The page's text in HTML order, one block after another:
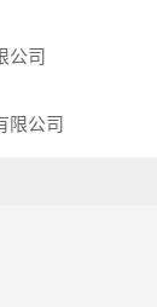
公司
限公司